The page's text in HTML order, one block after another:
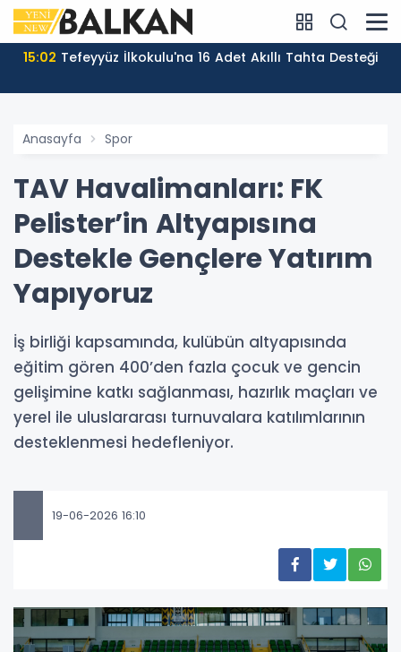
15:02 Tefeyyüz İlkokulu'na 16 Adet Akıllı Tahta Desteği
Anasayfa Spor
TAV Havalimanları: FK
Pelister’in Altyapısına
Destekle Gençlere Yatırım
Yapıyoruz
İş birliği kapsamında, kulübün altyapısında
eğitim gören 400’den fazla çocuk ve gencin
gelişimine katkı sağlanması, hazırlık maçları ve
yerel ile uluslararası turnuvalara katılımlarının
desteklenmesi hedefleniyor.
19-06-2026 16:10